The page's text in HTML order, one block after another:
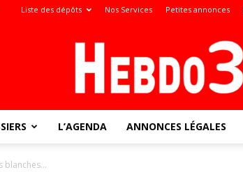
Liste des dépôts Nos Services Petites annonces
L’AGENDA ANNONCES LÉGALES
blanches…